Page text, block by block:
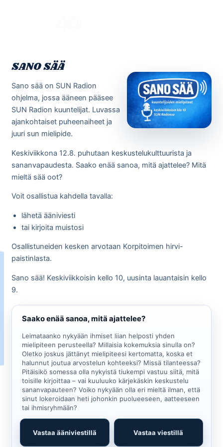
SANO SÄÄ
Sano sää on SUN Radion
ohjelma, jossa ääneen pääsee
SUN Radion kuuntelijat. Luvassa
ajankohtaiset puheenaiheet ja
juuri sun mielipide.
Keskiviikkona 12.8. puhutaan keskustelukulttuurista ja
sananvapaudesta. Saako enää sanoa, mitä ajattelee? Mitä
mieltä sää oot?
Voit osallistua kahdella tavalla:
lähetä ääniviesti
tai kirjoita muistosi
Osallistuneiden kesken arvotaan Korpitoimen hirvi-
paistinlasta.
Sano sää! Keskiviikkoisin kello 10, uusinta lauantaisin kello
9.
Saako enää sanoa, mitä ajattelee?
Leimataanko nykyään ihmiset liian helposti yhden
mielipiteen perusteella? Millaisia kokemuksia sinulla on?
Oletko joskus jättänyt mielipiteesi kertomatta, koska et
halunnut joutua arvostelun kohteeksi? Missä tilanteessa?
Pitäisikö somessa olla nykyistä tiukempi vastuu siitä, mitä
toisille kirjoittaa – vai kuuluuko kärjekäskin keskustelu
sananvapauteen? Voiko nykyään olla eri mieltä ilman, että
sinut lokeroidaan heti johonkin puolueeseen, aatteeseen
tai ihmisryhmään?
Vastaa ääniviestillä Vastaa viestillä